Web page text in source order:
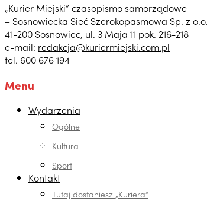
„Kurier Miejski” czasopismo samorządowe
– Sosnowiecka Sieć Szerokopasmowa Sp. z o.o.
41-200 Sosnowiec, ul. 3 Maja 11 pok. 216-218
e-mail: redakcja@kuriermiejski.com.pl
tel. 600 676 194
Menu
Wydarzenia
Ogólne
Kultura
Sport
Kontakt
Tutaj dostaniesz „Kuriera”